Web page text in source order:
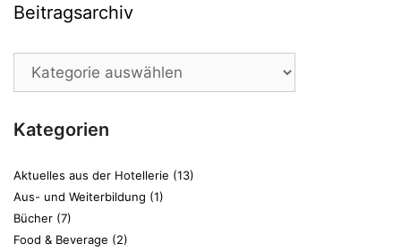
Beitragsarchiv
Beitragsarchiv
Kategorien
Aktuelles aus der Hotellerie (13)
Aus- und Weiterbildung (1)
Bücher (7)
Food & Beverage (2)